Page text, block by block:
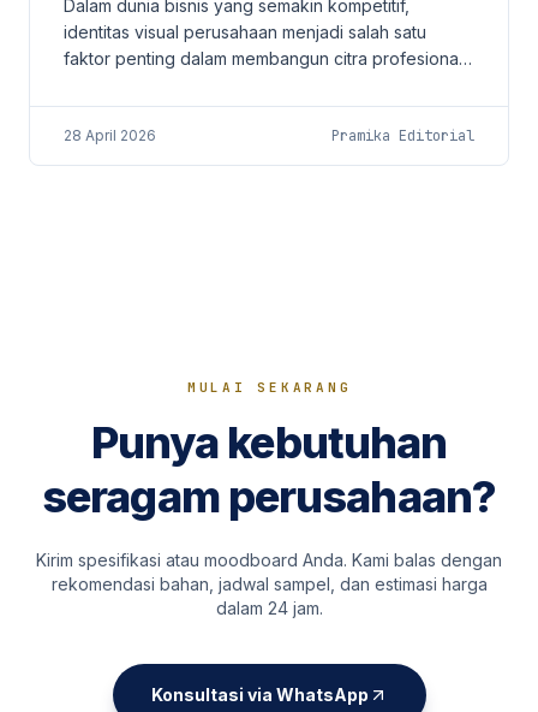
Dalam dunia bisnis yang semakin kompetitif,
identitas visual perusahaan menjadi salah satu
faktor penting dalam membangun citra profesional.
sederhana...
28 April 2026 Pramika Editorial
MULAI SEKARANG
Punya kebutuhan
seragam perusahaan?
Kirim spesifikasi atau moodboard Anda. Kami balas dengan
rekomendasi bahan, jadwal sampel, dan estimasi harga
dalam 24 jam.
Konsultasi via WhatsApp